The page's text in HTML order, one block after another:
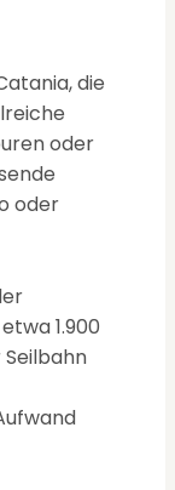
die
oder
oder
1.900